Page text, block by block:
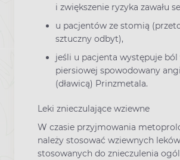
i zwiększenie ryzyka zawału
u pacjentów ze stomią
sztuczny odbyt),
jeśli u pacjenta występuje
piersiowej spowodowany
(dławicą) Prinzmetala.
Leki znieczulające wziewne
W czasie przyjmowania
należy stosować wziewnych leków
stosowanych do znieczulenia